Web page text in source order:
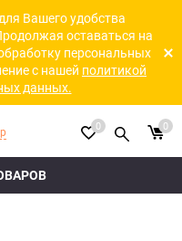
Вашего удобства
оставаться на
персональных
с нашей политикой
данных.
0 0